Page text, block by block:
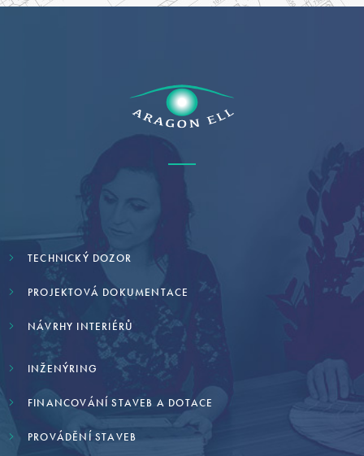
TECHNICKÝ DOZOR
PROJEKTOVÁ DOKUMENTACE
NÁVRHY INTERIÉRŮ
INŽENÝRING
FINANCOVÁNÍ STAVEB A DOTACE
PROVÁDĚNÍ STAVEB